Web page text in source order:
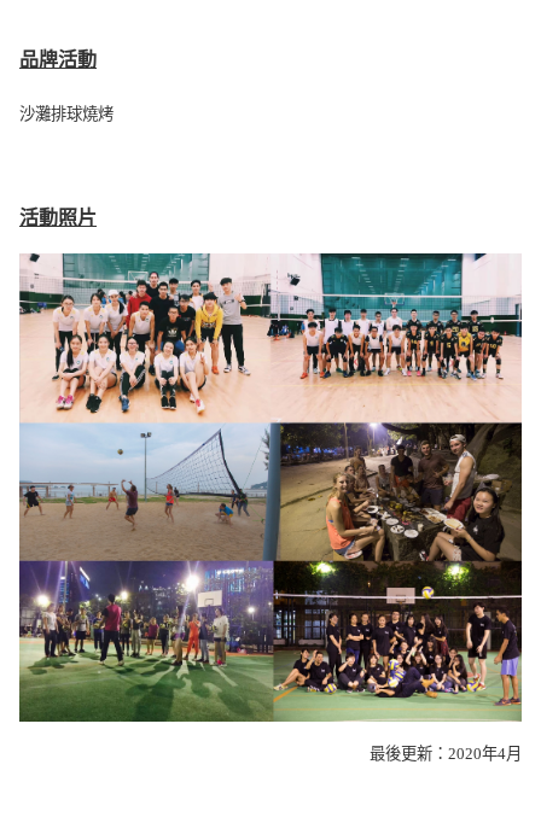
品牌活動
沙灘排球燒烤
活動照片
最後更新：2020年4月